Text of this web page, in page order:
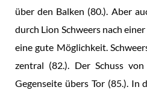
über den Balken (80.). Aber
durch Lion Schweers nach
eine gute Möglichkeit.
zentral (82.). Der Schuss
Gegenseite übers Tor (85.). In